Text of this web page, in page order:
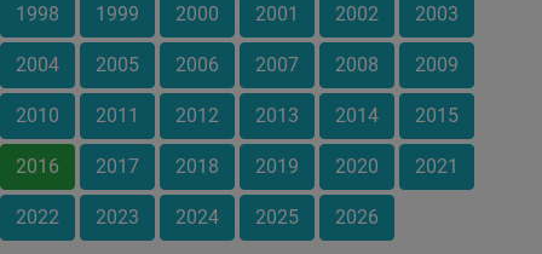
1998 1999 2000 2001 2002 2003
2004 2005 2006 2007 2008 2009
2010 2011 2012 2013 2014 2015
2016 2017 2018 2019 2020 2021
2022 2023 2024 2025 2026